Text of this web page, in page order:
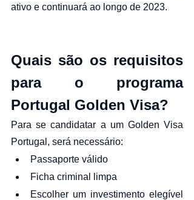
ativo e continuará ao longo de 2023.
Quais são os requisitos
para o programa
Portugal Golden Visa?
Para se candidatar a um Golden Visa
Portugal, será necessário:
Passaporte válido
Ficha criminal limpa
Escolher um investimento elegível